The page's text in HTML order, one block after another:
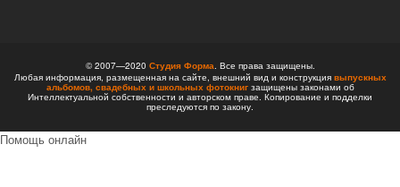
© 2007—2020 Студия Форма . Все права защищены.
Любая информация, размещенная на сайте, внешний вид и конструкция выпускных
альбомов, свадебных и школьных фотокнигзащищены законами об
Интеллектуальной собственности и авторском праве. Копирование и подделки
преследуются по закону.
Помощь онлайн